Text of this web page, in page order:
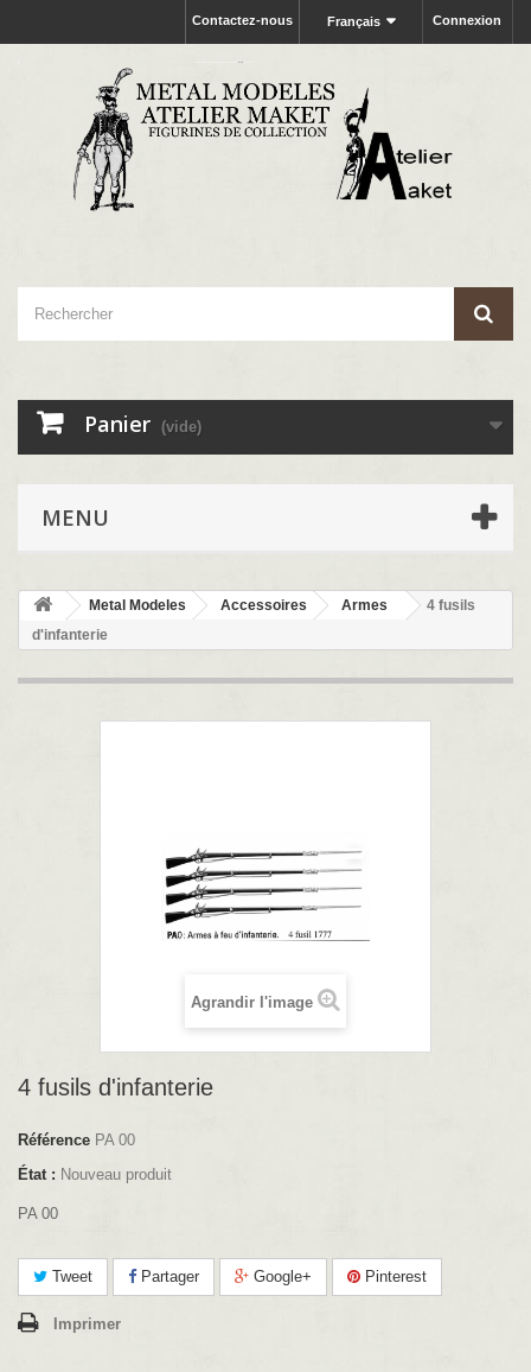
Connexion
Français
Contactez-nous
Panier (vide)
MENU
Metal Modeles Accessoires Armes
4 fusils
d'infanterie
Agrandir l'image
4 fusils d'infanterie
Référence PA 00
État : Nouveau produit
PA 00
Tweet Partager Google+ Pinterest
Imprimer